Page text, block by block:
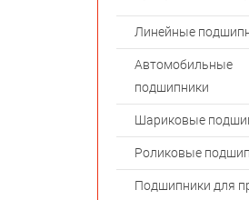
Линейные
Автомобильные
подшипники
Шариковые
Роликовые
Подшипники для